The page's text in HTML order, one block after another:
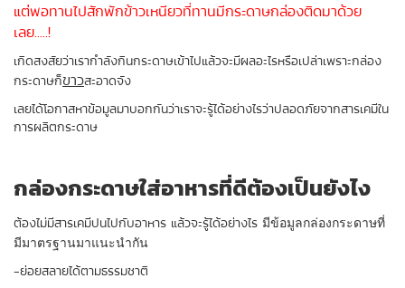
แต่พอทานไปสักพักข้าวเหนียวที่ทานมีกระดาษกล่องติดมาด้วย
เลย.....!
เกิดสงสัยว่าเรากำลังกินกระดาษเข้าไปแล้วจะมีผลอะไรหรือเปล่าเพราะกล่อง
กระดาษก็ขาวสะอาดจัง
เลยได้โอกาสหาข้อมูลมาบอกกันว่าเราจะรู้ได้อย่างไรว่าปลอดภัยจากสารเคมีใน
การผลิตกระดาษ
กล่องกระดาษใส่อาหารที่ดีต้องเป็นยังไง
ต้องไม่มีสารเคมีปนไปกับอาหาร แล้วจะรู้ได้อย่างไร มีข้อมูลกล่องกระดาษที่
มีมาตรฐานมาแนะนำกัน
-ย่อยสลายได้ตามธรรมชาติ